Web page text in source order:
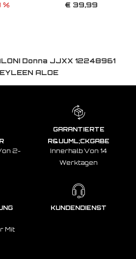
% € 39,99
Donna JJXX 12248961
ALOE
2-
GARANTIERTE
R&UUML;CKGABE
Innerhalb Von 14
Werktagen
Mit
KUNDENDIENST